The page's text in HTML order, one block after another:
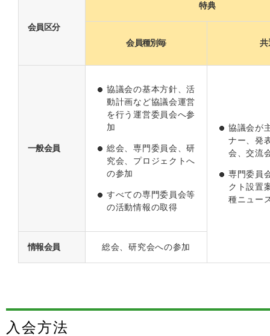
会員区分
特典
会員種別毎 共
一般会員
協議会の基本方針、活
動計画など協議会運営
を行う運営委員会へ参
加
総会、専門委員会、研
究会、プロジェクトへ
の参加
すべての専門委員会等
の活動情報の取得
協議会が
ナー、発
会、交流
専門委員
クト設置
種ニュー
情報会員 総会、研究会への参加
入会方法